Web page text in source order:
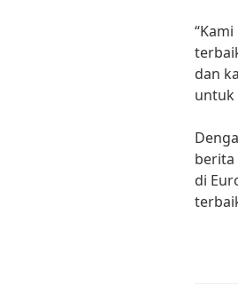
dan
untuk
berita
di